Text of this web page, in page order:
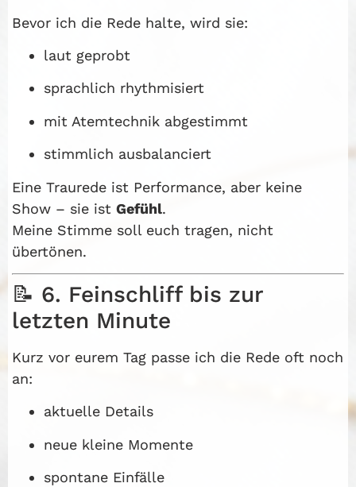
Bevor ich die Rede halte, wird sie:
laut geprobt
sprachlich rhythmisiert
mit Atemtechnik abgestimmt
stimmlich ausbalanciert
Eine Traurede ist Performance, aber keine
Show – sie ist Gefühl.
Meine Stimme soll euch tragen, nicht
übertönen.
📝 6. Feinschliff bis zur
letzten Minute
Kurz vor eurem Tag passe ich die Rede oft noch
an:
aktuelle Details
neue kleine Momente
spontane Einfälle